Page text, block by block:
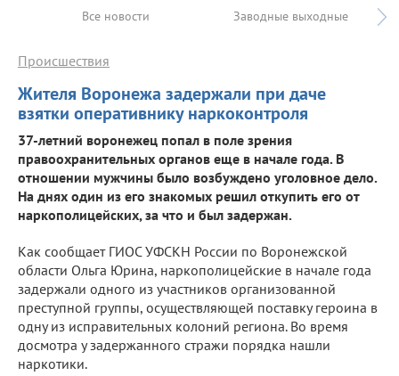
Все новости Заводные выходные
Жителя Воронежа задержали при даче
взятки оперативнику наркоконтроля
Происшествия
37-летний воронежец попал в поле зрения
правоохранительных органов еще в начале года. В
отношении мужчины было возбуждено уголовное дело.
На днях один из его знакомых решил откупить его от
наркополицейских, за что и был задержан.
Как сообщает ГИОС УФСКН России по Воронежской
области Ольга Юрина, наркополицейские в начале года
задержали одного из участников организованной
преступной группы, осуществляющей поставку героина в
одну из исправительных колоний региона. Во время
досмотра у задержанного стражи порядка нашли
наркотики.